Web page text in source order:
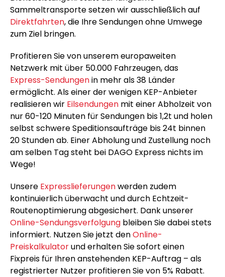
Sammeltransporte setzen wir ausschließlich auf
Direktfahrten, die Ihre Sendungen ohne Umwege
zum Ziel bringen.
Profitieren Sie von unserem europaweiten
Netzwerk mit über 50.000 Fahrzeugen, das
Express-Sendungenin mehr als 38 Länder
ermöglicht. Als einer der wenigen KEP-Anbieter
realisieren wir Eilsendungen mit einer Abholzeit von
nur 60-120 Minuten für Sendungen bis 1,2t und holen
selbst schwere Speditionsaufträge bis 24t binnen
20 Stunden ab. Einer Abholung und Zustellung noch
am selben Tag steht bei DAGO Express nichts im
Wege!
Unsere Expresslieferungenwerden zudem
kontinuierlich überwacht und durch Echtzeit-
Routenoptimierung abgesichert. Dank unserer
Online-Sendungsverfolgung bleiben Sie dabei stets
informiert. Nutzen Sie jetzt denOnline-
Preiskalkulatorund erhalten Sie sofort einen
Fixpreis für Ihren anstehenden KEP-Auftrag – als
registrierter Nutzer profitieren Sie von 5% Rabatt.